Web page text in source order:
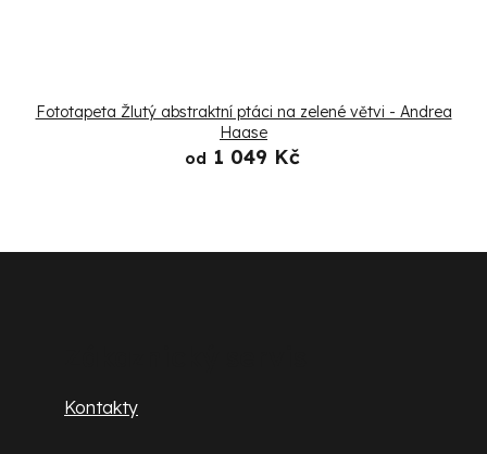
Fototapeta Žlutý abstraktní ptáci na zelené větvi - Andrea
Haase
od 1 049 Kč
Kontakty